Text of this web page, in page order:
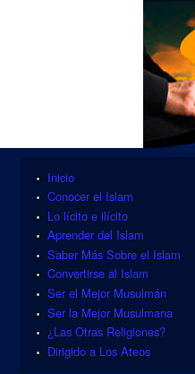
Inicio
Conocer el Islam
Lo lícito e ilícito
Aprender del Islam
Saber Más Sobre el Islam
Convertirse al Islam
Ser el Mejor Musulmán
Ser la Mejor Musulmana
¿Las Otras Religiones?
Dirigido a Los Ateos